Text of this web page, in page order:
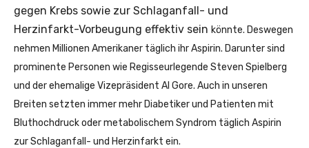
gegen Krebs sowie zur Schlaganfall- und
Herzinfarkt-Vorbeugung effektiv sein könnte. Deswegen
nehmen Millionen Amerikaner täglich ihr Aspirin. Darunter sind
prominente Personen wie Regisseurlegende Steven Spielberg
und der ehemalige Vizepräsident Al Gore. Auch in unseren
Breiten setzten immer mehr Diabetiker und Patienten mit
Bluthochdruck oder metabolischem Syndrom täglich Aspirin
zur Schlaganfall- und Herzinfarkt ein.